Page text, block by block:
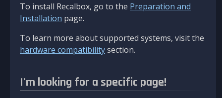
To install Recalbox, go to the Preparation and
Installation page.
To learn more about supported systems, visit the
hardware compatibilitysection.
I'm looking for a specific page!